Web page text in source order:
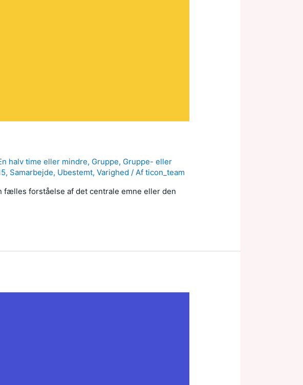
halv time eller mindre, Gruppe, Gruppe- eller
, Samarbejde, Ubestemt,Varighed / Afticon_team
fælles forståelse af det centrale emne eller den